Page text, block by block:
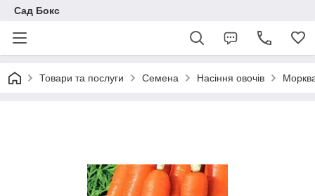
Сад Бокс
Товари та послуги Семена Насіння овочів